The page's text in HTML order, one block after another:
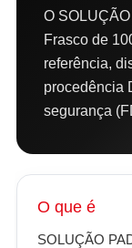
O
Frasco de
referência,
procedência
segurança
O que é
SOLUÇÃO